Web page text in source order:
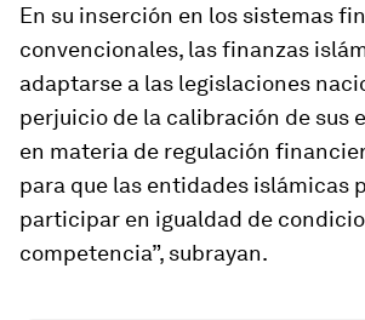
En su inserción en los sistemas
convencionales, las finanzas
adaptarse a las legislaciones
perjuicio de la calibración de sus
en materia de regulación
para que las entidades islámicas
participar en igualdad de
competencia”, subrayan.